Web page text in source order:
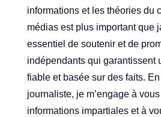
informations et les théories du
médias est plus important que
essentiel de soutenir et de
indépendants qui garantissent
fiable et basée sur des faits.
journaliste, je m’engage à
informations impartiales et à